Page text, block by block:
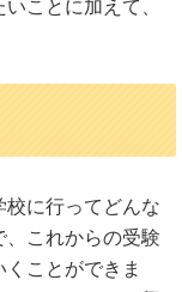
ことに加えて、
校に行ってどんな
、これからの受験
ことができま